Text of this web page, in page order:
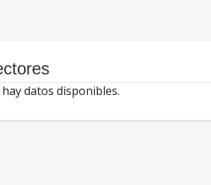
datos disponibles.